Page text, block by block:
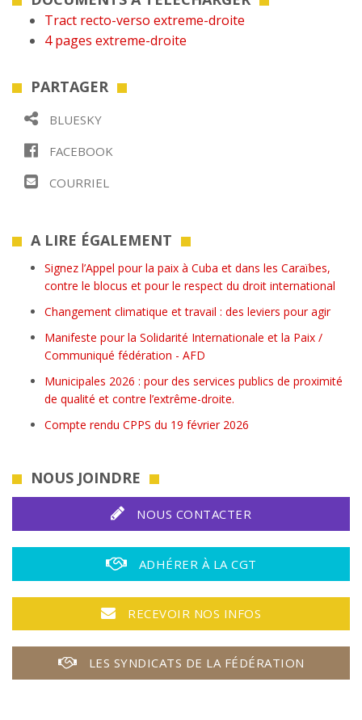
Tract recto-verso extreme-droite
4 pages extreme-droite
PARTAGER
BLUESKY
FACEBOOK
COURRIEL
A LIRE ÉGALEMENT
Signez l’Appel pour la paix à Cuba et dans les Caraïbes,
contre le blocus et pour le respect du droit international
Changement climatique et travail : des leviers pour agir
Manifeste pour la Solidarité Internationale et la Paix /
Communiqué fédération - AFD
Municipales 2026 : pour des services publics de proximité
de qualité et contre l’extrême-droite.
Compte rendu CPPS du 19 février 2026
NOUS JOINDRE
NOUS CONTACTER
ADHÉRER À LA CGT
RECEVOIR NOS INFOS
LES SYNDICATS DE LA FÉDÉRATION